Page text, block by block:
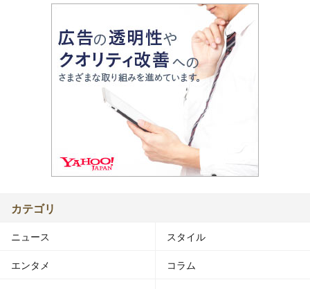
カテゴリ
ニュース スタイル
エンタメ コラム